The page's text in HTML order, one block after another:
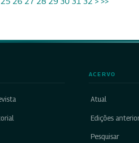
ACERVO
Atual
Edições
Pesquisar